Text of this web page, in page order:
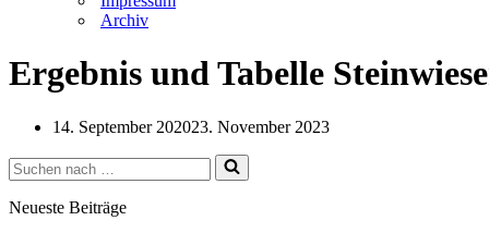
Archiv
Ergebnis und Tabelle
14. September 202023. November 2023
Suchen
nach …
Neueste Beiträge